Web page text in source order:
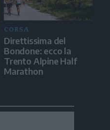
CORSA
Direttissima del
Bondone: ecco la
Trento Alpine Half
Marathon